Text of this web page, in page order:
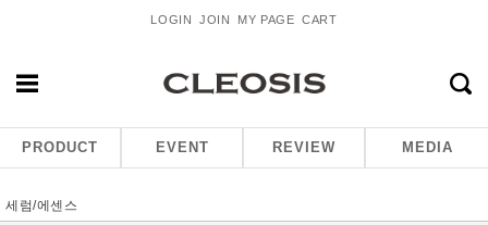
LOGIN JOIN MY PAGE CART
PRODUCT EVENT REVIEW MEDIA
세럼/에센스